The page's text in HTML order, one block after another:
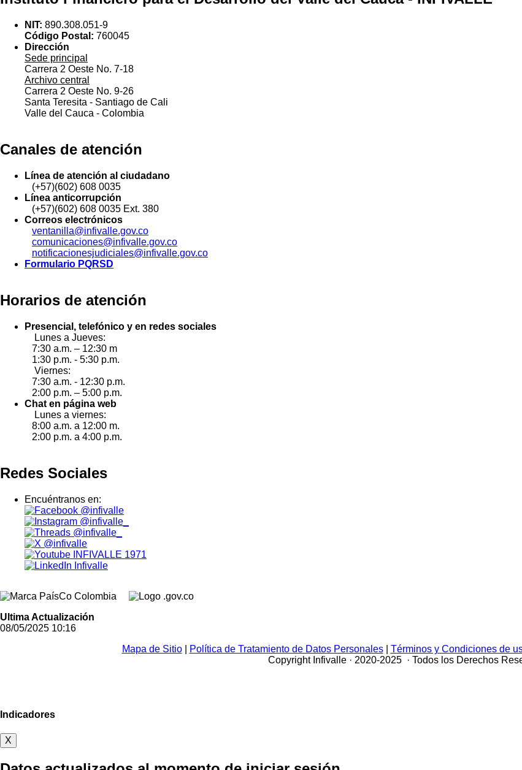
NIT: 890.308.051-9
Código Postal: 760045
Dirección
Sede principal
Carrera 2 Oeste No. 7-18
Archivo central
Carrera 2 Oeste No. 9-26
Santa Teresita - Santiago de Cali
Valle del Cauca - Colombia
Canales de atención
Línea de atención al ciudadano
(+57)(602) 608 0035
Línea anticorrupción
(+57)(602) 608 0035 Ext. 380
Correos electrónicos
ventanilla@infivalle.gov.co
comunicaciones@infivalle.gov.co
notificacionesjudiciales@infivalle.gov.co
Formulario PQRSD
Horarios de atención
Presencial, telefónico y en redes sociales
Lunes a Jueves:
7:30 a.m. – 12:30 m
1:30 p.m. - 5:30 p.m.
Viernes:
7:30 a.m. - 12:30 p.m.
2:00 p.m. – 5:00 p.m.
Chat en página web
Lunes a viernes:
8:00 a.m. a 12:00 m.
2:00 p.m. a 4:00 p.m.
Redes Sociales
Encuéntranos en:
@infivalle
@infivalle_
@infivalle_
@infivalle
INFIVALLE 1971
Infivalle
Ultima Actualización
08/05/2025 10:16
Mapa de Sitio| Política de Tratamiento de Datos Personales| Términos y Condiciones de
Copyright Infivalle · 2020-2025 · Todos los Derechos
Indicadores
X